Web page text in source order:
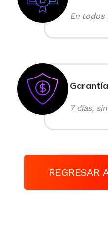
En todos
Garantía
7 días,
REGRESAR